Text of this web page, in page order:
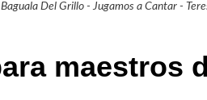
Baguala Del Grillo - Jugamos a Cantar -